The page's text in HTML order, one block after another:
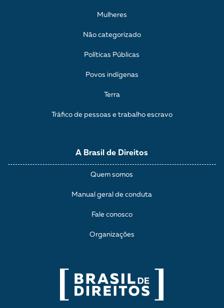
A Brasil de Direitos
Quem somos
Manual geral de conduta
Fale conosco
Organizações
Mulheres
Não categorizado
Políticas Públicas
Povos indígenas
Terra
Tráfico de pessoas e trabalho escravo